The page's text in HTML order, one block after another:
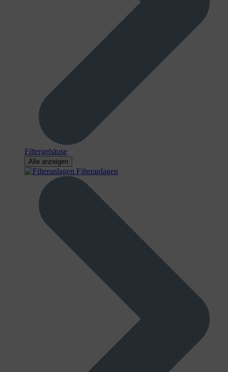
Filtergehäuse
Alle anzeigen
Filteranlagen